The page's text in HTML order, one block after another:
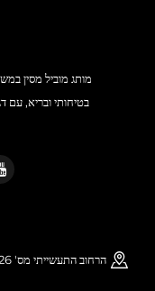
בטיחותי ובריא, עם